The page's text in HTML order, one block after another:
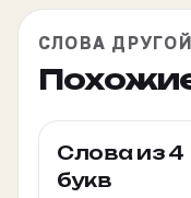
СЛОВА
Слова из 4
букв